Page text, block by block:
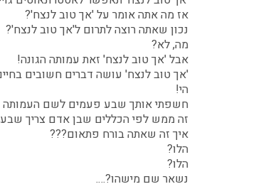
אז מה אתה אומר על 'אך טוב לנצח'?
נכון שאתה רוצה לתרום ל'אך טוב לנצח'?
מה, לא?
אבל 'אך טוב לנצח' זאת עמותה הגונה!
'אך טוב לנצח' עושה דברים חשובים
הי!
חשפתי אותך שבע פעמים לשם העמותה
זה ממש לפי הכללים שבן אדם צריך
איך זה שאתה בורח פתאום???
הלו?
הלו?
נשאר שם מישהו?….